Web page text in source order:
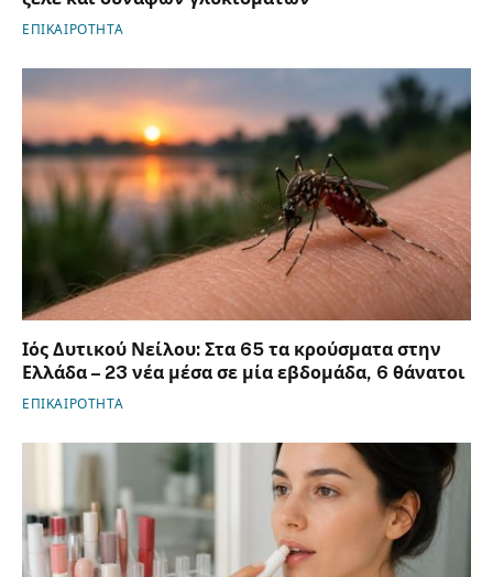
ΕΠΙΚΑΙΡΟΤΗΤΑ
Ιός Δυτικού Νείλου: Στα 65 τα κρούσματα στην
Ελλάδα – 23 νέα μέσα σε μία εβδομάδα, 6 θάνατοι
ΕΠΙΚΑΙΡΟΤΗΤΑ